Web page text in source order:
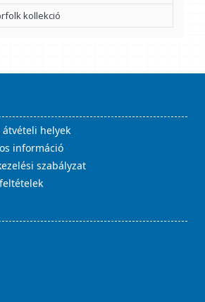
kollekció
átvételi helyek
információ
szabályzat